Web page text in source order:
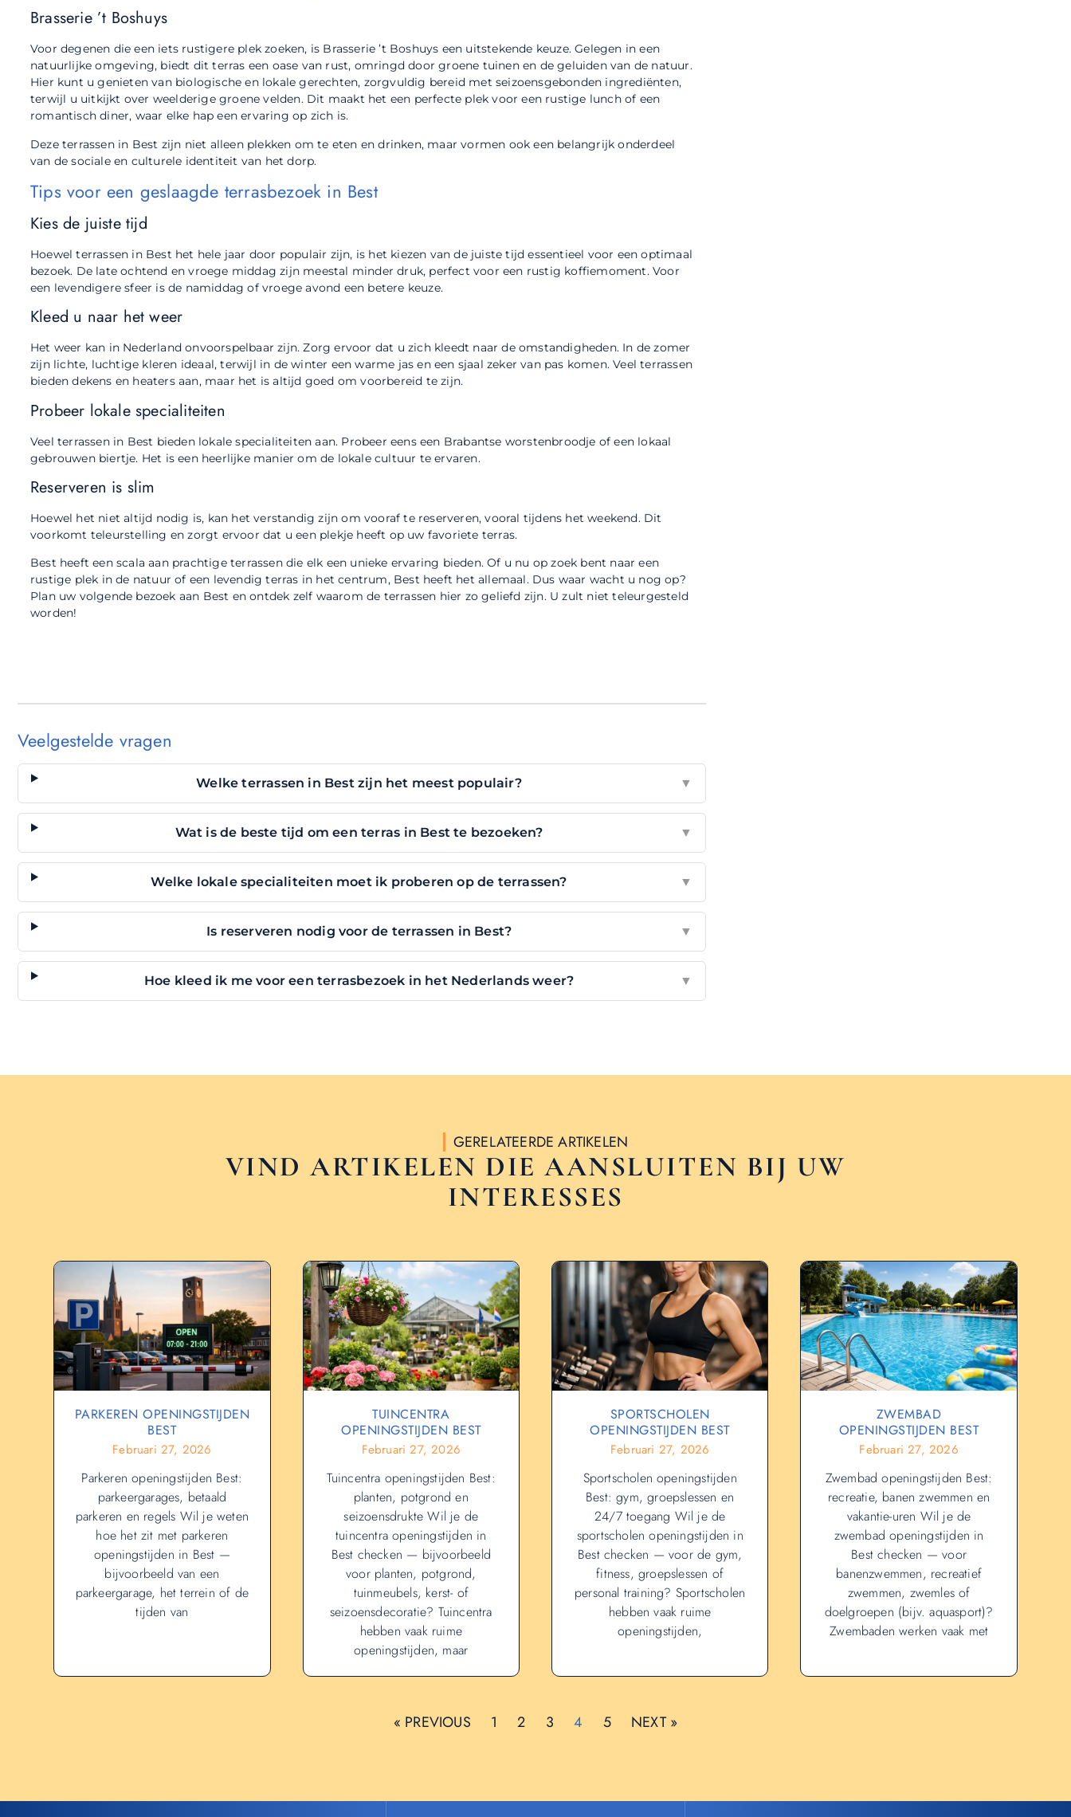
Brasserie ’t Boshuys
Voor degenen die een iets rustigere plek zoeken, is Brasserie ’t Boshuys een uitstekende keuze. Gelegen in een
natuurlijke omgeving, biedt dit terras een oase van rust, omringd door groene tuinen en de geluiden van de natuur.
Hier kunt u genieten van biologische en lokale gerechten, zorgvuldig bereid met seizoensgebonden ingrediënten,
terwijl u uitkijkt over weelderige groene velden. Dit maakt het een perfecte plek voor een rustige lunch of een
romantisch diner, waar elke hap een ervaring op zich is.
Deze terrassen in Best zijn niet alleen plekken om te eten en drinken, maar vormen ook een belangrijk onderdeel
van de sociale en culturele identiteit van het dorp.
Tips voor een geslaagde terrasbezoek in Best
Kies de juiste tijd
Hoewel terrassen in Best het hele jaar door populair zijn, is het kiezen van de juiste tijd essentieel voor een optimaal
bezoek. De late ochtend en vroege middag zijn meestal minder druk, perfect voor een rustig koffiemoment. Voor
een levendigere sfeer is de namiddag of vroege avond een betere keuze.
Kleed u naar het weer
Het weer kan in Nederland onvoorspelbaar zijn. Zorg ervoor dat u zich kleedt naar de omstandigheden. In de zomer
zijn lichte, luchtige kleren ideaal, terwijl in de winter een warme jas en een sjaal zeker van pas komen. Veel terrassen
bieden dekens en heaters aan, maar het is altijd goed om voorbereid te zijn.
Probeer lokale specialiteiten
Veel terrassen in Best bieden lokale specialiteiten aan. Probeer eens een Brabantse worstenbroodje of een lokaal
gebrouwen biertje. Het is een heerlijke manier om de lokale cultuur te ervaren.
Reserveren is slim
Hoewel het niet altijd nodig is, kan het verstandig zijn om vooraf te reserveren, vooral tijdens het weekend. Dit
voorkomt teleurstelling en zorgt ervoor dat u een plekje heeft op uw favoriete terras.
Best heeft een scala aan prachtige terrassen die elk een unieke ervaring bieden. Of u nu op zoek bent naar een
rustige plek in de natuur of een levendig terras in het centrum, Best heeft het allemaal. Dus waar wacht u nog op?
Plan uw volgende bezoek aan Best en ontdek zelf waarom de terrassen hier zo geliefd zijn. U zult niet teleurgesteld
worden!
Veelgestelde vragen
Welke terrassen in Best zijn het meest populair? ▼
Wat is de beste tijd om een terras in Best te bezoeken? ▼
Welke lokale specialiteiten moet ik proberen op de terrassen? ▼
Is reserveren nodig voor de terrassen in Best? ▼
Hoe kleed ik me voor een terrasbezoek in het Nederlands weer? ▼
GERELATEERDE ARTIKELEN
VIND ARTIKELEN DIE AANSLUITEN BIJ UW
INTERESSES
PARKEREN OPENINGSTIJDEN
BEST
Februari 27, 2026
Parkeren openingstijden Best:
parkeergarages, betaald
parkeren en regels Wil je weten
hoe het zit met parkeren
openingstijden in Best —
bijvoorbeeld van een
parkeergarage, het terrein of de
tijden van
TUINCENTRA
OPENINGSTIJDEN BEST
Februari 27, 2026
Tuincentra openingstijden Best:
planten, potgrond en
seizoensdrukte Wil je de
tuincentra openingstijden in
Best checken — bijvoorbeeld
voor planten, potgrond,
tuinmeubels, kerst- of
seizoensdecoratie? Tuincentra
hebben vaak ruime
openingstijden, maar
SPORTSCHOLEN
OPENINGSTIJDEN BEST
Februari 27, 2026
Sportscholen openingstijden
Best: gym, groepslessen en
24/7 toegang Wil je de
sportscholen openingstijden in
Best checken — voor de gym,
fitness, groepslessen of
personal training? Sportscholen
hebben vaak ruime
openingstijden,
ZWEMBAD
OPENINGSTIJDEN BEST
Februari 27, 2026
Zwembad openingstijden Best:
recreatie, banen zwemmen en
vakantie-uren Wil je de
zwembad openingstijden in
Best checken — voor
banenzwemmen, recreatief
zwemmen, zwemles of
doelgroepen (bijv. aquasport)?
Zwembaden werken vaak met
« PREVIOUS 1 2 3 4 5 NEXT »